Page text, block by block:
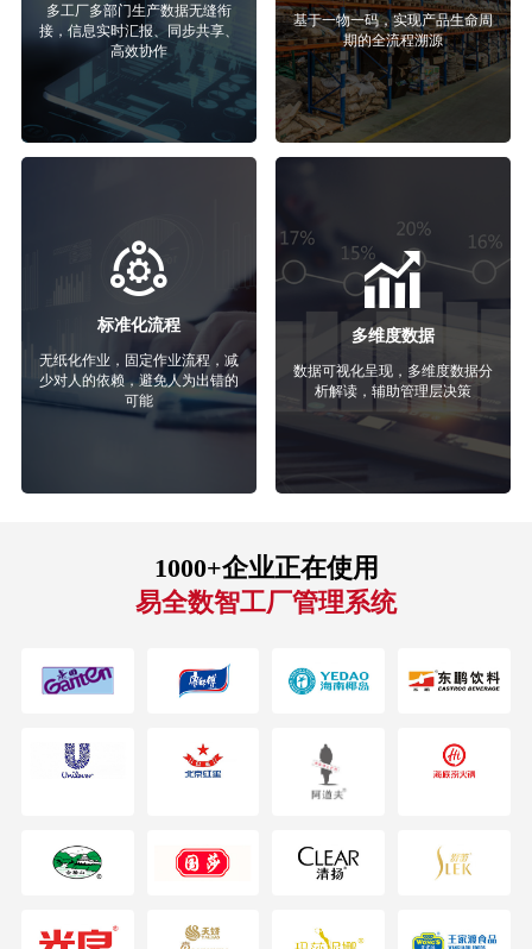
多工厂多部门生产数据无缝衔
接，信息实时汇报、同步共享、
高效协作
基于一物一码，实现产品生命周
期的全流程溯源
标准化流程
无纸化作业，固定作业流程，减
少对人的依赖，避免人为出错的
可能
多维度数据
数据可视化呈现，多维度数据分
析解读，辅助管理层决策
1000+企业正在使用
易全数智工厂管理系统